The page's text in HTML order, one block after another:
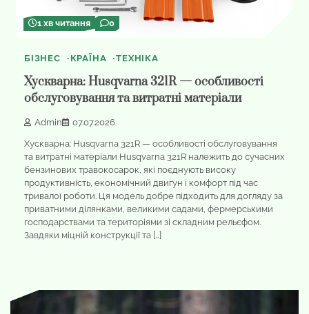
1 хв читання 0
БІЗНЕС КРАЇНА ТЕХНІКА
Хускварна: Husqvarna 321R — особливості
обслуговування та витратні матеріали
Admin 07.07.2026
Хускварна: Husqvarna 321R — особливості обслуговування
та витратні матеріали Husqvarna 321R належить до сучасних
бензинових травокосарок, які поєднують високу
продуктивність, економічний двигун і комфорт під час
тривалої роботи. Ця модель добре підходить для догляду за
приватними ділянками, великими садами, фермерськими
господарствами та територіями зі складним рельєфом.
Завдяки міцній конструкції та […]